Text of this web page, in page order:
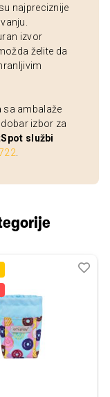
najpreciznije
izvor
želite da
sa ambalaže
izbor za
službi